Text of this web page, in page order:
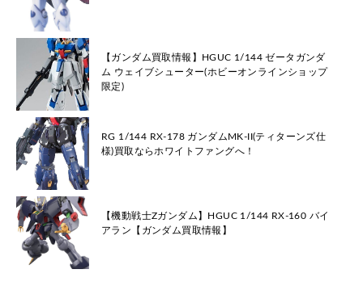
【ガンダム買取情報】HGUC 1/144 ゼータガンダ
ム ウェイブシューター(ホビーオンラインショップ
限定)
RG 1/144 RX-178 ガンダムMK-II(ティターンズ仕
様)買取ならホワイトファングへ！
【機動戦士Zガンダム】HGUC 1/144 RX-160 バイ
アラン【ガンダム買取情報】